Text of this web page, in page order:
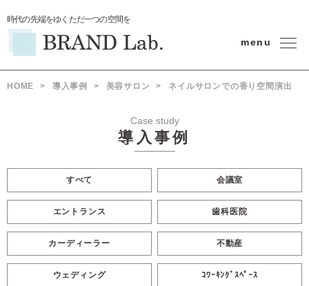
時代の先端をゆくただ一つの空間を
menu
HOME > 導入事例 > 美容サロン > ネイルサロンでの香り空間演出
Case study
導入事例
すべて 会議室
エントランス 歯科医院
カーディーラー 不動産
ウェディング ｺﾜｰｷﾝｸﾞｽﾍﾟｰｽ